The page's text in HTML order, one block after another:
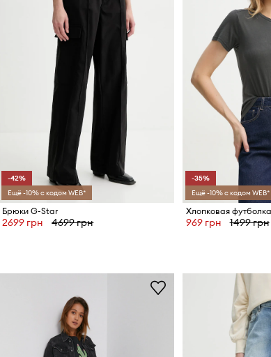
-42%
Ещё -10% с кодом WEB*
Брюки G-Star
2699 грн 4699 грн
-35%
Ещё -10% с кодом WEB*
Хлопковая
969 грн 1499 грн